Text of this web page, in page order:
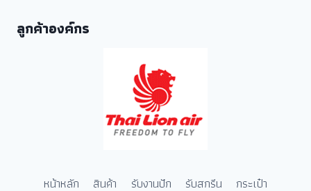
ลูกค้าองค์กร
หน้าหลัก สินค้า รับงานปัก รับสกรีน กระเป๋า